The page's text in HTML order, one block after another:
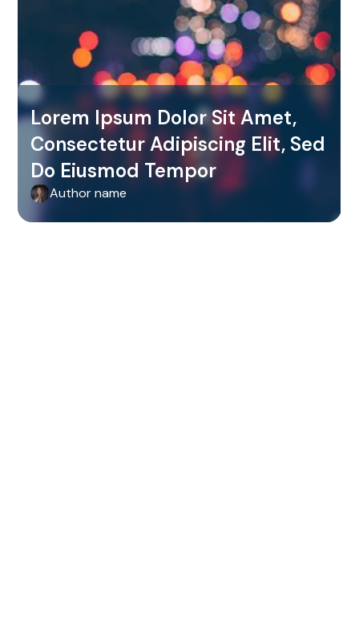
Lorem Ipsum Dolor Sit Amet,
Consectetur Adipiscing Elit, Sed
Do Eiusmod Tempor
Author name